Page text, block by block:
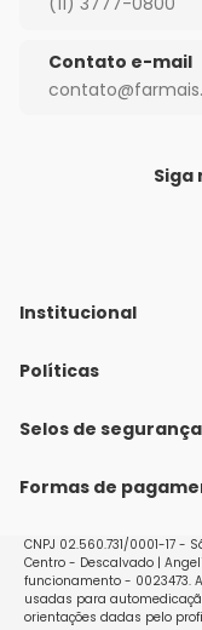
Contato e-mail
Siga
Institucional
Quem Somos
Nossas lojas
Políticas
Política de Envio
Políticas de Trocas e
Selos de segurança
Formas de
CNPJ 02.560.731/0001-17 -
Centro - Descalvado |
funcionamento - 0023473.
usadas para
orientações dadas pelo